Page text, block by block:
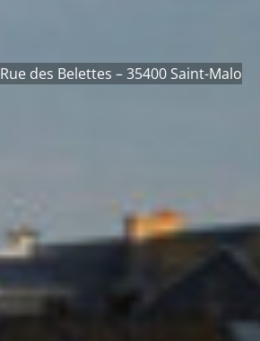
Rue des Belettes – 35400 Saint-Malo